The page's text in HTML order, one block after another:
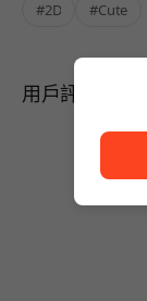
#2D #Cute
用戶評價